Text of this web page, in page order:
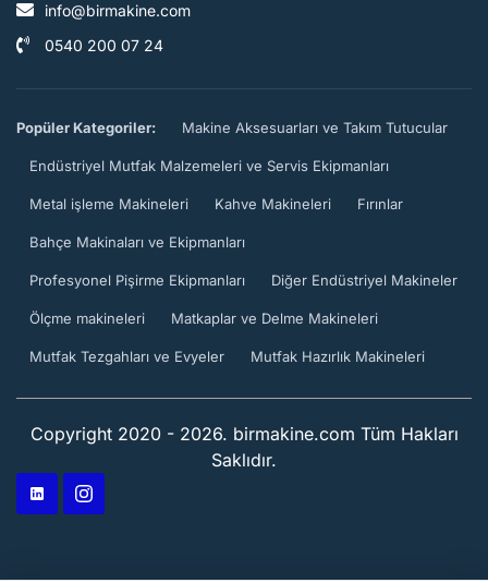
info@birmakine.com
0540 200 07 24
Popüler Kategoriler: Makine Aksesuarları ve Takım Tutucular
Endüstriyel Mutfak Malzemeleri ve Servis Ekipmanları
Metal işleme Makineleri Kahve Makineleri Fırınlar
Bahçe Makinaları ve Ekipmanları
Profesyonel Pişirme Ekipmanları Diğer Endüstriyel Makineler
Ölçme makineleri Matkaplar ve Delme Makineleri
Mutfak Tezgahları ve Evyeler Mutfak Hazırlık Makineleri
Copyright 2020 - 2026. birmakine.com Tüm Hakları
Saklıdır.